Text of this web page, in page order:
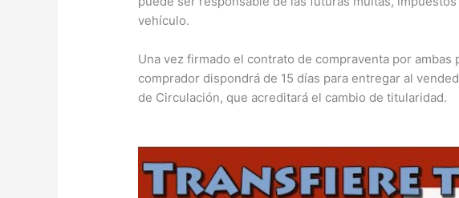
vehículo.
Una vez firmado el contrato de compraventa por
comprador dispondrá de 15 días para entregar al
de Circulación, que acreditará el cambio de titularidad.